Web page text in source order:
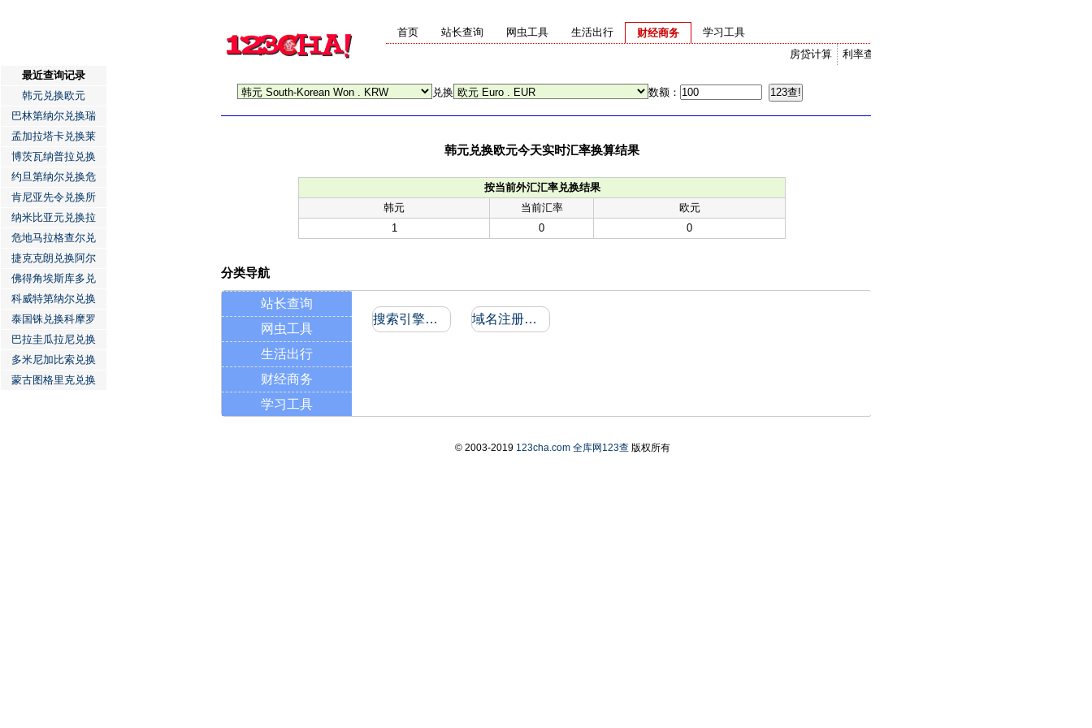
首页 站长查询 网虫工具 生活出行
财经商务
利率查询
房贷计算
学习工具
兑换 数额：
韩元兑换欧元今天实时汇率换算结果
按当前外汇汇率兑换结果
韩元
当前汇率
欧元
1
0 0
最近查询记录
韩元兑换欧元
巴林第纳尔兑换瑞
孟加拉塔卡兑换莱
博茨瓦纳普拉兑换
约旦第纳尔兑换危
肯尼亚先令兑换所
纳米比亚元兑换拉
危地马拉格查尔兑
捷克克朗兑换阿尔
佛得角埃斯库多兑
科威特第纳尔兑换
泰国铢兑换科摩罗
巴拉圭瓜拉尼兑换
多米尼加比索兑换
蒙古图格里克兑换
分类导航
站长查询
网虫工具
生活出行
财经商务
学习工具
搜索引擎收录和反向链接 域名注册信息
© 2003-2019 123cha.com 全库网123查版权所有